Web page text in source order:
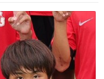
ない。もしも、
なる。